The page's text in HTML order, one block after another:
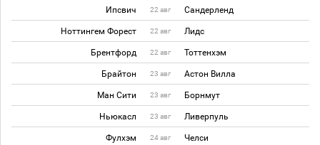
Ипсвич 22 авг Сандерленд
Ноттингем Форест 22 авг Лидс
Брентфорд 22 авг Тоттенхэм
Брайтон 23 авг Астон Вилла
Ман Сити 23 авг Борнмут
Ньюкасл 23 авг Ливерпуль
Фулхэм 24 авг Челси